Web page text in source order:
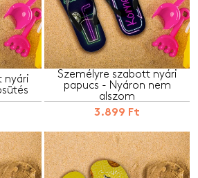
nyári
Személyre szabott nyári
papucs - Nyáron nem
alszom
3.899 Ft